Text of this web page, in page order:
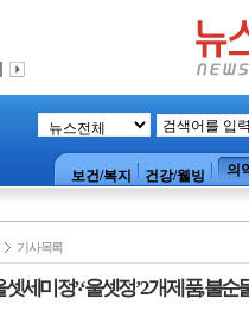
보건/복지 건강/웰빙 의
기사목록
세미정’‧‘울셋정’ 2개 제품, 불